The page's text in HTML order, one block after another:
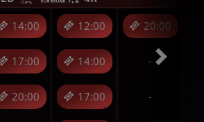
14:00 12:00 20:00
17:00 14:00 -
20:00 17:00 -